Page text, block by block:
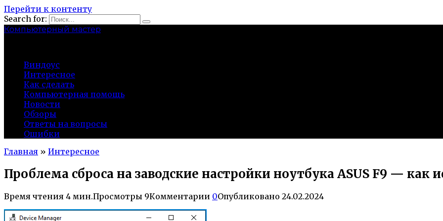
Перейти к контенту
Search for:
Компьютерный мастер
Виндоус
Интересное
Как сделать
Компьютерная помощь
Новости
Обзоры
Ответы на вопросы
Ошибки
Главная » Интересное
Проблема сброса на заводские настройки ноутбука ASUS F9 — как
Время чтения 4 мин.Просмотры 9Комментарии 0Опубликовано 24.02.2024